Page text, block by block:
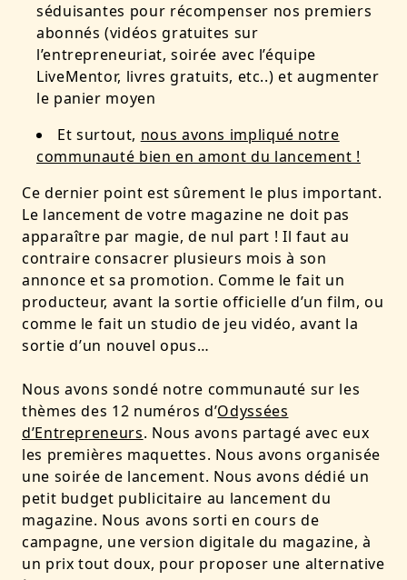
séduisantes pour récompenser nos premiers
abonnés (vidéos gratuites sur
l’entrepreneuriat, soirée avec l’équipe
LiveMentor, livres gratuits, etc..) et augmenter
le panier moyen
Et surtout, nous avons impliqué notre
communauté bien en amont du lancement !
Ce dernier point est sûrement le plus important.
Le lancement de votre magazine ne doit pas
apparaître par magie, de nul part ! Il faut au
contraire consacrer plusieurs mois à son
annonce et sa promotion. Comme le fait un
producteur, avant la sortie officielle d’un film, ou
comme le fait un studio de jeu vidéo, avant la
sortie d’un nouvel opus…
Nous avons sondé notre communauté sur les
thèmes des 12 numéros d’Odyssées
d’Entrepreneurs. Nous avons partagé avec eux
les premières maquettes. Nous avons organisée
une soirée de lancement. Nous avons dédié un
petit budget publicitaire au lancement du
magazine. Nous avons sorti en cours de
campagne, une version digitale du magazine, à
un prix tout doux, pour proposer une alternative